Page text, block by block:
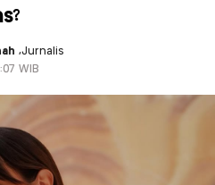
,Jurnalis
WIB